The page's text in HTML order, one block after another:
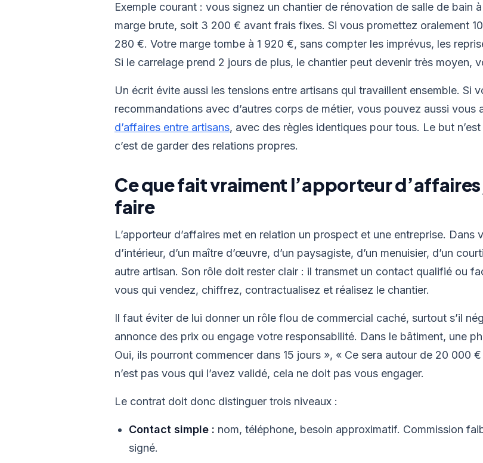
Exemple courant : vous signez un chantier de rénovation de salle de bain
marge brute, soit 3 200 € avant frais fixes. Si vous promettez oralement
280 €. Votre marge tombe à 1 920 €, sans compter les imprévus, les
Si le carrelage prend 2 jours de plus, le chantier peut devenir très moyen,
Un écrit évite aussi les tensions entre artisans qui travaillent ensemble. Si
recommandations avec d’autres corps de métier, vous pouvez aussi vous
d’affaires entre artisans, avec des règles identiques pour tous. Le but
c’est de garder des relations propres.
Ce que fait vraiment l’apporteur
faire
L’apporteur d’affaires met en relation un prospect et une entreprise. Dans
d’intérieur, d’un maître d’œuvre, d’un paysagiste, d’un menuisier, d’un
autre artisan. Son rôle doit rester clair : il transmet un contact qualifié ou
vous qui vendez, chiffrez, contractualisez et réalisez le chantier.
Il faut éviter de lui donner un rôle flou de commercial caché, surtout s’il
annonce des prix ou engage votre responsabilité. Dans le bâtiment, une
Oui, ils pourront commencer dans 15 jours », « Ce sera autour de 20 000
n’est pas vous qui l’avez validé, cela ne doit pas vous engager.
Le contrat doit donc distinguer trois niveaux :
Contact simple : nom, téléphone, besoin approximatif. Commission
signé.